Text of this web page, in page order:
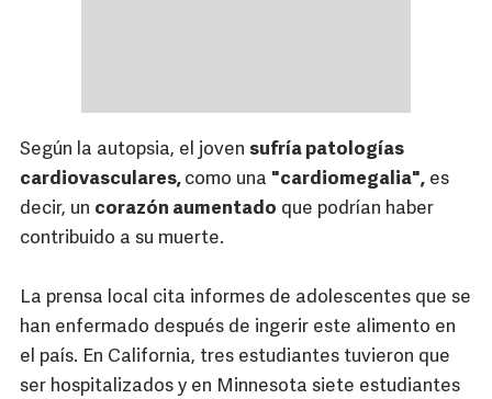
Según la autopsia, el joven sufría patologías
cardiovasculares, como una "cardiomegalia", es
decir, un corazón aumentado que podrían haber
contribuido a su muerte.
La prensa local cita informes de adolescentes que se
han enfermado después de ingerir este alimento en
el país. En California, tres estudiantes tuvieron que
ser hospitalizados y en Minnesota siete estudiantes